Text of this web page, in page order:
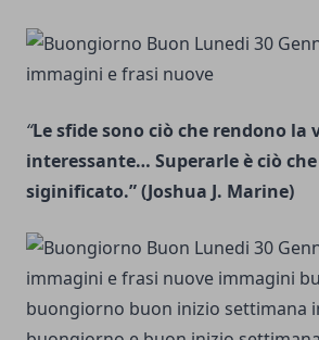
“Le sfide sono ciò che rendono la
interessante… Superarle è ciò
siginificato.” (Joshua J. Marine)